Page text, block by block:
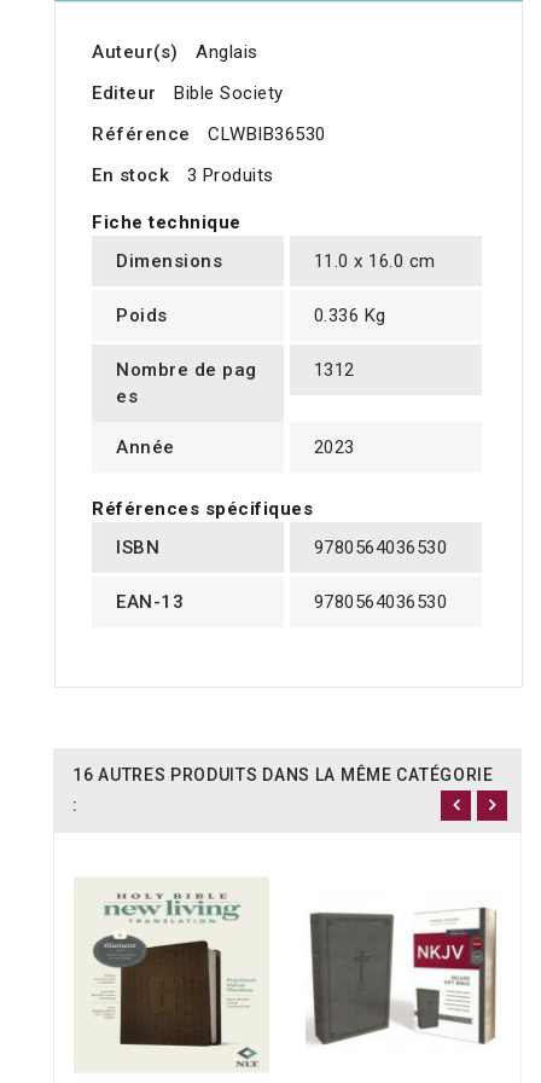
Auteur(s)
Anglais
Editeur
Bible Society
Référence
CLWBIB36530
En stock
3 Produits
Fiche technique
Dimensions
11.0 x 16.0 cm
Poids 0.336 Kg
Nombre de pag
es
1312
Année 2023
Références spécifiques
ISBN
9780564036530
EAN-13 9780564036530
16 AUTRES PRODUITS DANS LA MÊME CATÉGORIE
: